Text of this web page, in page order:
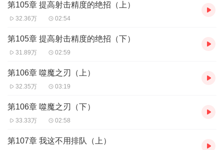
第105章 提高射击精度的绝招（上）
32.36万 02:54
第105章 提高射击精度的绝招（下）
31.89万 02:59
第106章 噬魔之刃（上）
32.35万 03:19
第106章 噬魔之刃（下）
33.33万 02:58
第107章 我这不用排队（上）